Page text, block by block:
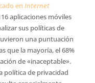
en Internet
aplicaciones móviles
sus políticas de
una puntuación
que la mayoría, el 68%
de «inaceptable».
política de privacidad